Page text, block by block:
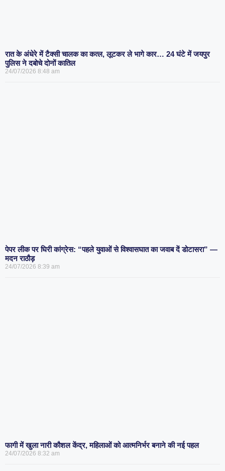
रात के अंधेरे में टैक्सी चालक का कत्ल, लूटकर ले भागे कार… 24 घंटे में जयपुर
पुलिस ने दबोचे दोनों कातिल
24/07/2026 8:48 am
पेपर लीक पर घिरी कांग्रेस: “पहले युवाओं से विश्वासघात का जवाब दें डोटासरा” —
मदन राठौड़
24/07/2026 8:39 am
फागी में खुला नारी कौशल केंद्र, महिलाओं को आत्मनिर्भर बनाने की नई पहल
24/07/2026 8:32 am